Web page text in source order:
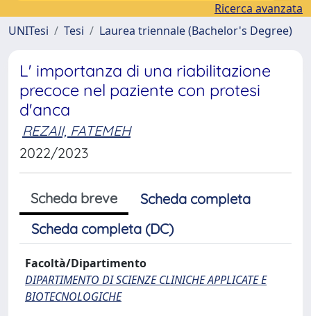
Ricerca avanzata
UNITesi
Tesi Laurea triennale (Bachelor's Degree)
L' importanza di una riabilitazione
precoce nel paziente con protesi
d'anca
REZAII, FATEMEH
2022/2023
Scheda breve
Scheda completa
Scheda completa (DC)
Facoltà/Dipartimento
DIPARTIMENTO DI SCIENZE CLINICHE APPLICATE E
BIOTECNOLOGICHE